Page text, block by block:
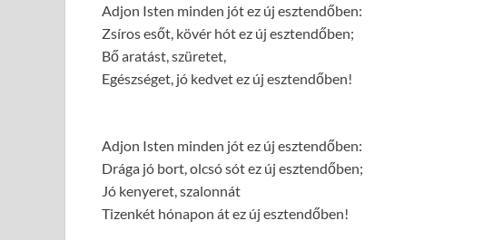
Adjon Isten minden jót ez új esztendőben:
Zsíros esőt, kövér hót ez új esztendőben;
Bő aratást, szüretet,
Egészséget, jó kedvet ez új esztendőben!
Adjon Isten minden jót ez új esztendőben:
Drága jó bort, olcsó sót ez új esztendőben;
Jó kenyeret, szalonnát
Tizenkét hónapon át ez új esztendőben!